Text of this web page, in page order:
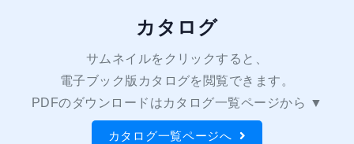
カタログ
サムネイルをクリックすると、
電子ブック版カタログを閲覧できます。
PDFのダウンロードはカタログ一覧ページから ▼
カタログ一覧ページへ